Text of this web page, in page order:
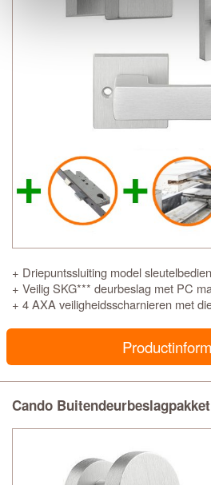
+ Driepuntssluiting model
+ Veilig SKG*** deurbeslag met PC
+ 4 AXA veiligheidsscharnieren met
Cando